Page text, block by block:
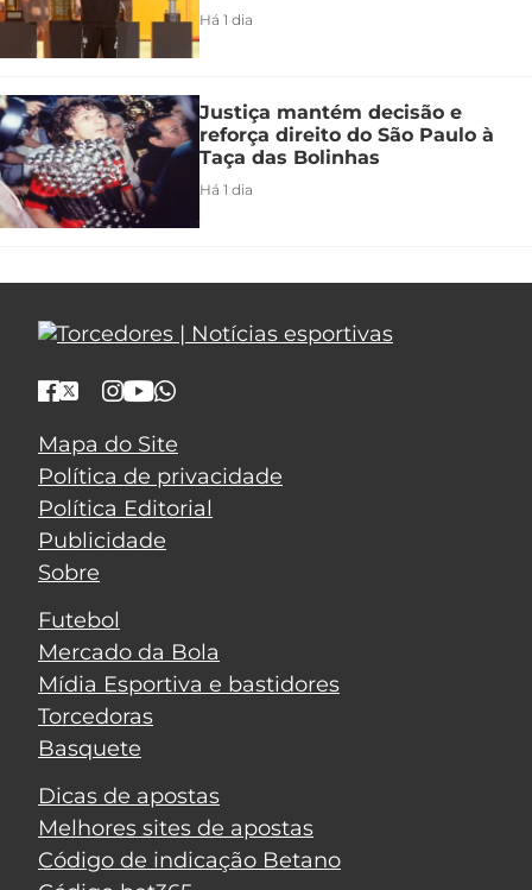
Há 1 dia
Justiça mantém decisão e
reforça direito do São Paulo à
Taça das Bolinhas
Há 1 dia
Mapa do Site
Política de privacidade
Política Editorial
Publicidade
Sobre
Futebol
Mercado da Bola
Mídia Esportiva e bastidores
Torcedoras
Basquete
Dicas de apostas
Melhores sites de apostas
Código de indicação Betano